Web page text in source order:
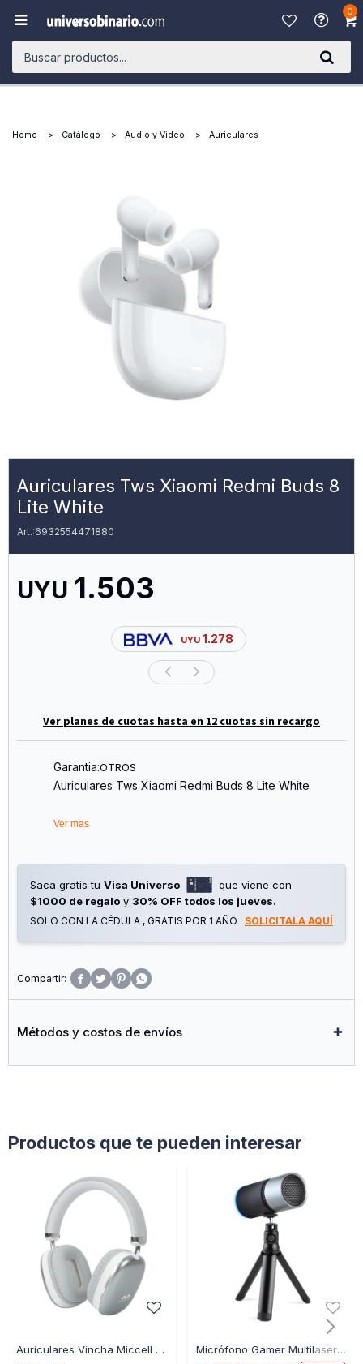
0

Home Catálogo Audio y Video Auriculares
Auriculares Tws Xiaomi Redmi Buds 8
Lite White
6932554471880
UYU 1.503
UYU 1.278
Ver planes de cuotas hasta en 12 cuotas sin recargo
Garantia:OTROS
Auriculares Tws Xiaomi Redmi Buds 8 Lite White
Ver mas
Saca gratis tu Visa Universo
que viene con
$1000 de regalo y 30% OFF todos los jueves.
SOLO CON LA CÉDULA , GRATIS POR 1 AÑO . SOLICITALA AQUÍ
   
Métodos y costos de envíos
Productos que te pueden interesar
Auriculares Vincha Miccell VQ-B12 Bluetooth - GRIS Micrófono Gamer Multilaser Warrior Eloy Streaming USB